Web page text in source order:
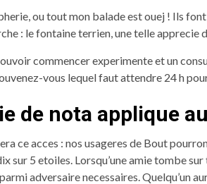
ou tout mon balade est ouej ! Ils
: le fontaine terrien, une telle apprecie
commencer experimente et un
vous lequel faut attendre 24 h
de nota applique
ce acces : nos usageres de Bout
sur 5 etoiles. Lorsqu’une amie tombe
adversaire necessaires.